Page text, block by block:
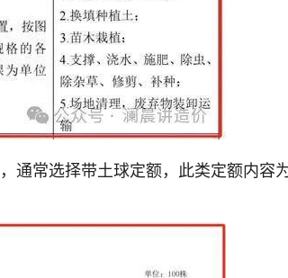
通常选择带土球定额，此类定额内容